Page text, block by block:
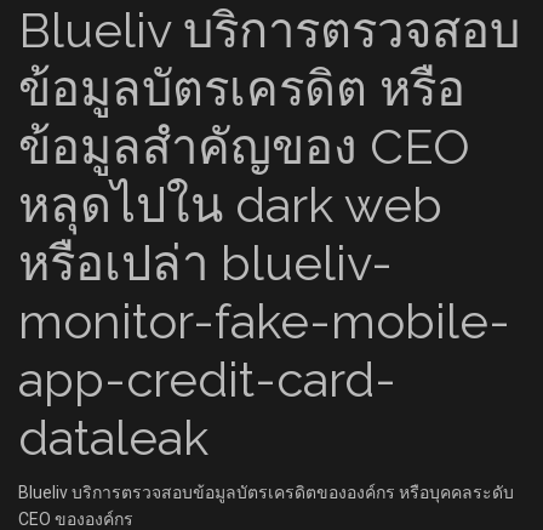
Blueliv บริการตรวจสอบ
ข้อมูลบัตรเครดิต หรือ
ข้อมูลสำคัญของ CEO
หลุดไปใน dark web
หรือเปล่า blueliv-
monitor-fake-mobile-
app-credit-card-
dataleak
Blueliv บริการตรวจสอบข้อมูลบัตรเครดิตขององค์กร หรือบุคคลระดับ
CEO ขององค์กร